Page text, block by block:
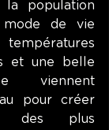
la population
de vie
et une belle
viennent
pour créer
des plus